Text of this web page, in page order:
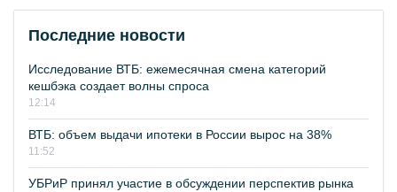
Последние новости
Исследование ВТБ: ежемесячная смена категорий
кешбэка создает волны спроса
12:14
ВТБ: объем выдачи ипотеки в России вырос на 38%
11:52
УБРиР принял участие в обсуждении перспектив рынка